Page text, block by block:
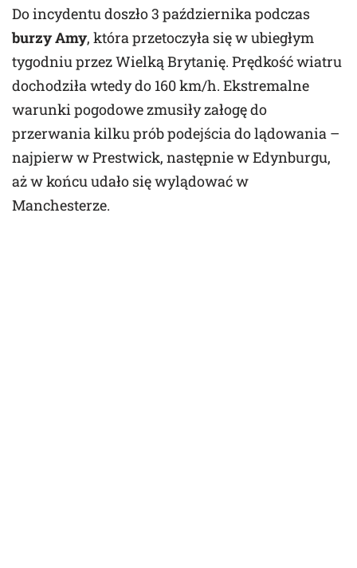
Do incydentu doszło 3 października podczas
burzy Amy, która przetoczyła się w ubiegłym
tygodniu przez Wielką Brytanię. Prędkość wiatru
dochodziła wtedy do 160 km/h. Ekstremalne
warunki pogodowe zmusiły załogę do
przerwania kilku prób podejścia do lądowania –
najpierw w Prestwick, następnie w Edynburgu,
aż w końcu udało się wylądować w
Manchesterze.